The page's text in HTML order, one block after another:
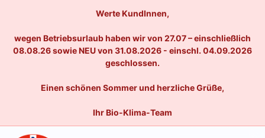
Werte KundInnen,
wegen Betriebsurlaub haben wir von 27.07 – einschließlich
08.08.26 sowie NEU von 31.08.2026 - einschl. 04.09.2026
geschlossen.
Einen schönen Sommer und herzliche Grüße,
Ihr Bio-Klima-Team